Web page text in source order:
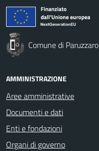
Comune di Paruzzaro
AMMINISTRAZIONE
Aree amministrative
Documenti e dati
Enti e fondazioni
Organi di governo